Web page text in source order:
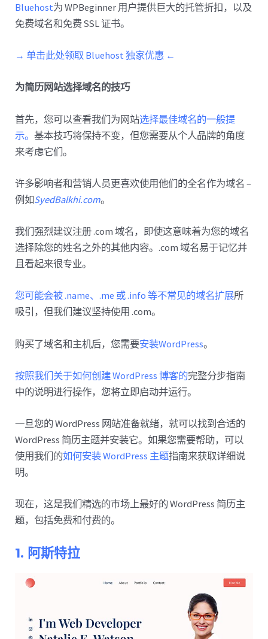
Bluehost为 WPBeginner 用户提供巨大的托管折扣，以及
免费域名和免费 SSL 证书。
→ 单击此处领取 Bluehost 独家优惠 ←
为简历网站选择域名的技巧
首先，您可以查看我们为网站选择最佳域名的一般提
示。基本技巧将保持不变，但您需要从个人品牌的角度
来考虑它们。
许多影响者和营销人员更喜欢使用他们的全名作为域名 –
例如SyedBalkhi.com。
我们强烈建议注册 .com 域名，即使这意味着为您的域名
选择除您的姓名之外的其他内容。.com 域名易于记忆并
且看起来很专业。
您可能会被 .name、.me 或 .info 等不常见的域名扩展所
吸引，但我们建议坚持使用 .com。
购买了域名和主机后，您需要安装WordPress。
按照我们关于如何创建 WordPress 博客的完整分步指南
中的说明进行操作，您将立即启动并运行。
一旦您的 WordPress 网站准备就绪，就可以找到合适的
WordPress 简历主题并安装它。如果您需要帮助，可以
使用我们的如何安装 WordPress 主题指南来获取详细说
明。
现在，这是我们精选的市场上最好的 WordPress 简历主
题，包括免费和付费的。
1. 阿斯特拉